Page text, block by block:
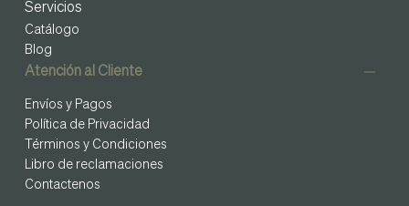
Servicios
Catálogo
Blog
Atención al Cliente
Envíos y Pagos
Política de Privacidad
Términos y Condiciones
Libro de reclamaciones
Contactenos